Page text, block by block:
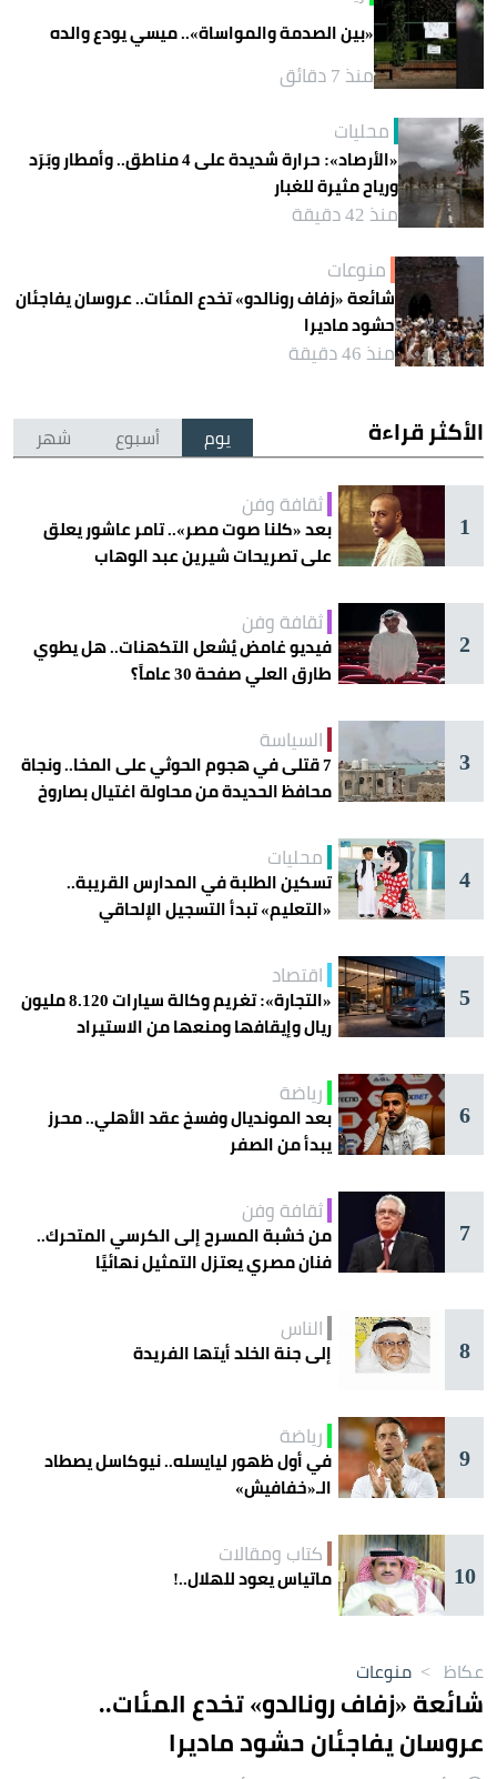
«بين الصدمة والمواساة».. ميسي يودع والده
منذ 7 دقائق
محليات
«الأرصاد»: حرارة شديدة على 4 مناطق.. وأمطار وبَرَد
ورياح مثيرة للغبار
منذ 42 دقيقة
منوعات
شائعة «زفاف رونالدو» تخدع المئات.. عروسان يفاجئان
حشود ماديرا
منذ 46 دقيقة
الأكثر قراءة يوم أسبوع شهر
1
ثقافة وفن
بعد «كلنا صوت مصر».. تامر عاشور يعلق
على تصريحات شيرين عبد الوهاب
2
ثقافة وفن
فيديو غامض يُشعل التكهنات.. هل يطوي
طارق العلي صفحة 30 عاماً؟
3
السياسة
7 قتلى في هجوم الحوثي على المخا.. ونجاة
محافظ الحديدة من محاولة اغتيال بصاروخ
4
محليات
تسكين الطلبة في المدارس القريبة..
«التعليم» تبدأ التسجيل الإلحاقي
5
اقتصاد
«التجارة»: تغريم وكالة سيارات 8.120 مليون
ريال وإيقافها ومنعها من الاستيراد
6
رياضة
بعد المونديال وفسخ عقد الأهلي.. محرز
يبدأ من الصفر
7
ثقافة وفن
من خشبة المسرح إلى الكرسي المتحرك..
فنان مصري يعتزل التمثيل نهائيًا
8
الناس
إلى جنة الخلد أيتها الفريدة
9
رياضة
في أول ظهور ليايسله.. نيوكاسل يصطاد
الـ«خفافيش»
10
كتاب ومقالات
ماتياس يعود للهلال..!
عكاظ > منوعات
شائعة «زفاف رونالدو» تخدع المئات..
عروسان يفاجئان حشود ماديرا